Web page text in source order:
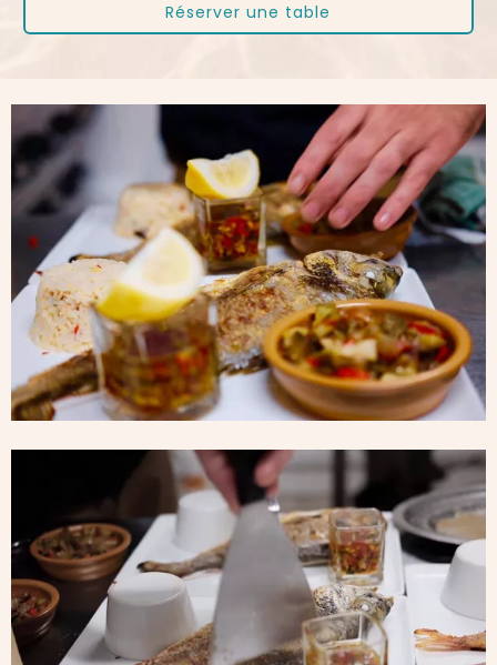
Réserver une table